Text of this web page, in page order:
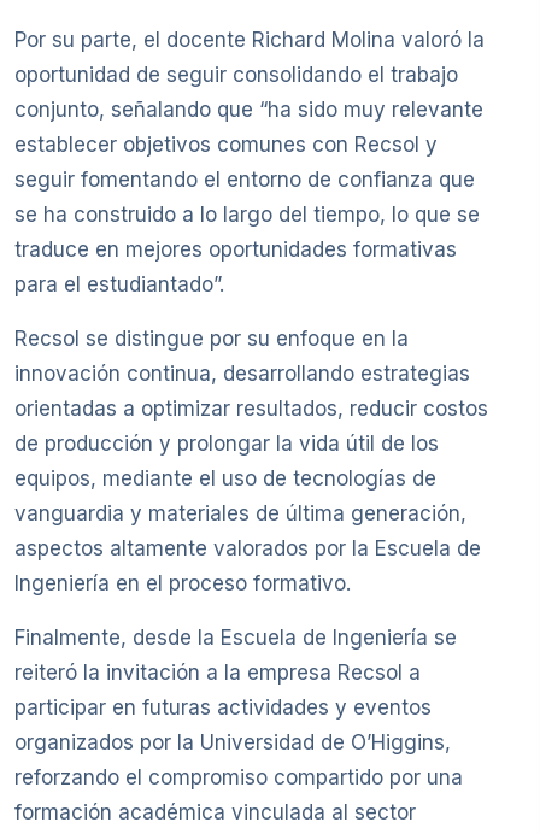
Por su parte, el docente Richard Molina valoró la
oportunidad de seguir consolidando el trabajo
conjunto, señalando que “ha sido muy relevante
establecer objetivos comunes con Recsol y
seguir fomentando el entorno de confianza que
se ha construido a lo largo del tiempo, lo que se
traduce en mejores oportunidades formativas
para el estudiantado”.
Recsol se distingue por su enfoque en la
innovación continua, desarrollando estrategias
orientadas a optimizar resultados, reducir costos
de producción y prolongar la vida útil de los
equipos, mediante el uso de tecnologías de
vanguardia y materiales de última generación,
aspectos altamente valorados por la Escuela de
Ingeniería en el proceso formativo.
Finalmente, desde la Escuela de Ingeniería se
reiteró la invitación a la empresa Recsol a
participar en futuras actividades y eventos
organizados por la Universidad de O’Higgins,
reforzando el compromiso compartido por una
formación académica vinculada al sector